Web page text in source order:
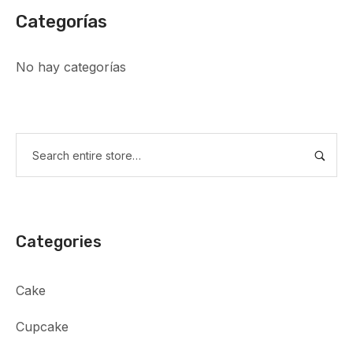
Categorías
No hay categorías
Categories
Cake
Cupcake